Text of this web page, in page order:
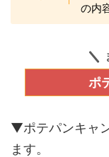
の内
ポ
▼ポテパンキャ
ます。